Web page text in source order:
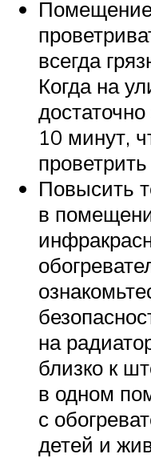
Помещение
всегда
Когда на
10 минут,
Повысить
в
на
близко к
в одном
с
детей и